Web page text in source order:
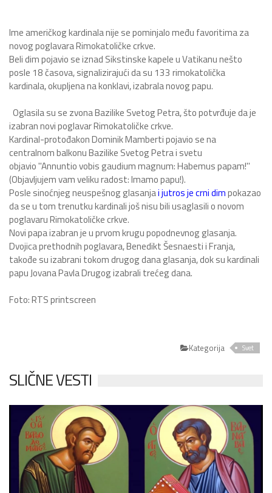
Ime američkog kardinala nije se pominjalo među favoritima za
novog poglavara Rimokatoličke crkve.
Beli dim pojavio se iznad Sikstinske kapele u Vatikanu nešto
posle 18 časova, signalizirajući da su 133 rimokatolička
kardinala, okupljena na konklavi, izabrala novog papu.
Oglasila su se zvona Bazilike Svetog Petra, što potvrđuje da je
izabran novi poglavar Rimokatoličke crkve.
Kardinal-protođakon Dominik Mamberti pojavio se na
centralnom balkonu Bazilike Svetog Petra i svetu
objavio "Annuntio vobis gaudium magnum: Habemus papam!"
(Objavljujem vam veliku radost: Imamo papu!).
Posle sinoćnjeg neuspešnog glasanjai jutros je crni dimpokazao
da se u tom trenutku kardinali još nisu bili usaglasili o novom
poglavaru Rimokatoličke crkve.
Novi papa izabran je u prvom krugu popodnevnog glasanja.
Dvojica prethodnih poglavara, Benedikt Šesnaesti i Franja,
takođe su izabrani tokom drugog dana glasanja, dok su kardinali
papu Jovana Pavla Drugog izabrali trećeg dana.
Foto: RTS printscreen
Kategorija Svet
SLIČNE VESTI